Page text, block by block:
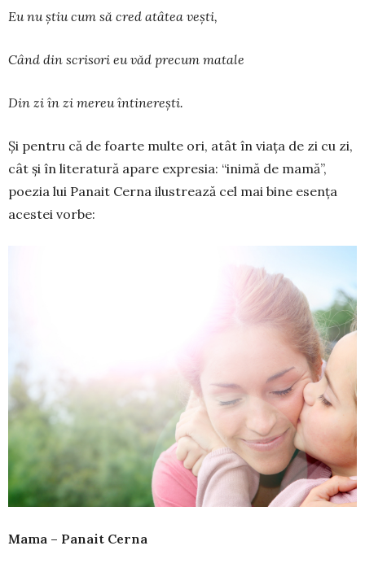
Eu nu știu cum să cred atâtea vești,
Când din scrisori eu văd precum matale
Din zi în zi mereu întinerești.
Și pentru că de foarte multe ori, atât în viața de zi cu zi,
cât și în literatură apare expresia: “inimă de mamă”,
poezia lui Panait Cerna ilustrează cel mai bine esența
acestei vorbe:
Mama – Panait Cerna